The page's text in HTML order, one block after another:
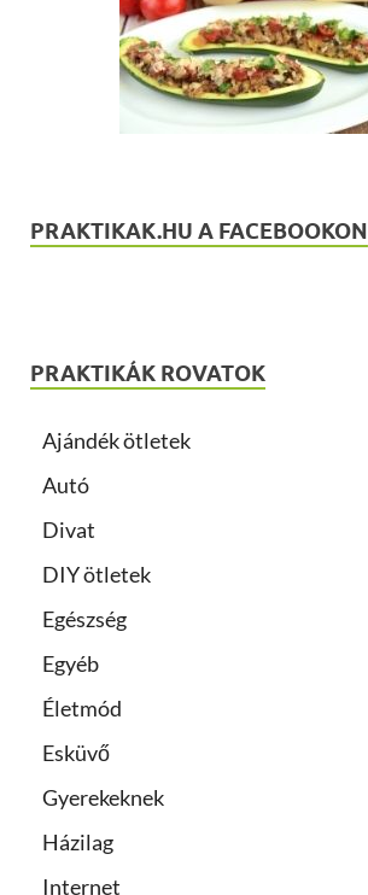
PRAKTIKAK.HU A FACEBOOKON
PRAKTIKÁK ROVATOK
Ajándék ötletek
Autó
Divat
DIY ötletek
Egészség
Egyéb
Életmód
Esküvő
Gyerekeknek
Házilag
Internet